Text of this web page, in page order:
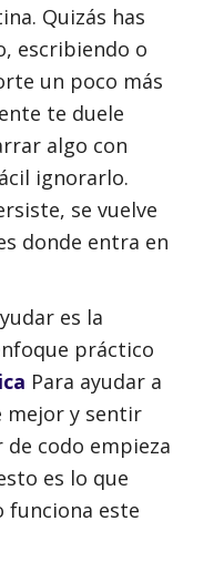
Quizás has
escribiendo o
un poco más
te duele
algo con
ignorarlo.
se vuelve
donde entra en
es la
práctico
Para ayudar a
mejor y sentir
codo empieza
es lo que
funciona este